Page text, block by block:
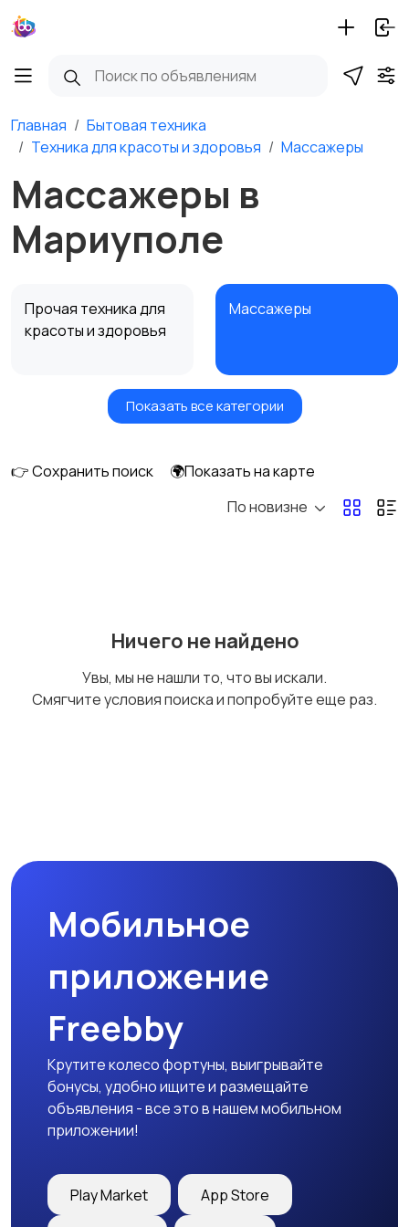
Главная
Бытовая техника
Техника для красоты и здоровья
Массажеры
Массажеры в
Мариуполе
Прочая техника для
красоты и здоровья
Массажеры
Фены и стайлеры Напольные весы
Бритвы и эпиляторы
Показать все категории
👉 Сохранить поиск
🌍Показать на карте
По новизне
Ничего не найдено
Увы, мы не нашли то, что вы искали.
Смягчите условия поиска и попробуйте еще раз.
Мобильное
приложение
Freebby
Крутите колесо фортуны, выигрывайте
бонусы, удобно ищите и размещайте
объявления - все это в нашем мобильном
приложении!
Play Market App Store